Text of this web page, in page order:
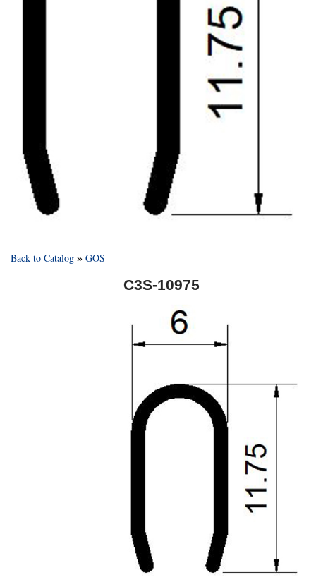
Back to Catalog GOS
C3S-10975